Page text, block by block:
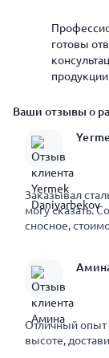
готовы
Ваши отзывы о
Заказывал
могу сказать.
сносное,
Отличный опыт
высоте,